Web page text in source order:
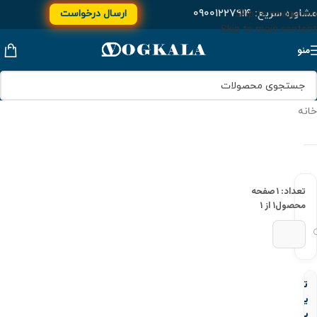
Skip to navigation
Skip to main content
مشاوره سریع:۰۹۰۰۱۲۲۷۹۱۴ ارسال درخواست
منو
خانه
تعداد: ۱
محصول
صفحه
۱ از ۱
تبدیل
یو